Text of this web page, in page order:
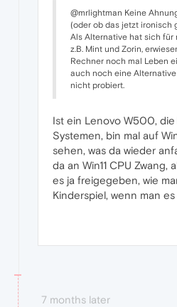
@mrlightman Keine
(oder ob das jetzt ironisch
Als Alternative hat sich für
z.B. Mint und Zorin,
Rechner noch mal Leben
auch noch eine
nicht probiert.
Ist ein Lenovo W500,
Systemen, bin mal auf
sehen, was da wieder
da an Win11 CPU
es ja freigegeben, wie
Kinderspiel, wenn man es
7 months later